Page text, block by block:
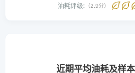
油耗评级: （2.9分）